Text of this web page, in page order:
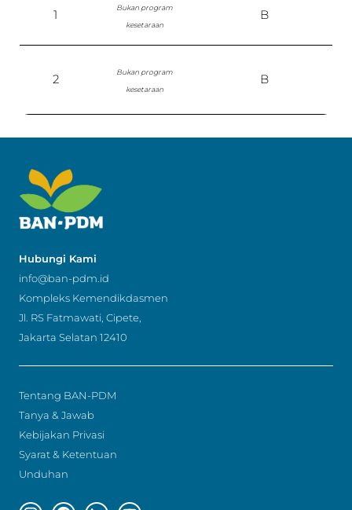
1
Bukan program
kesetaraan
B
2
Bukan program
kesetaraan
B
Hubungi Kami
info@ban-pdm.id
Kompleks Kemendikdasmen
Jl. RS Fatmawati, Cipete,
Jakarta Selatan 12410
Tentang BAN-PDM
Tanya & Jawab
Kebijakan Privasi
Syarat & Ketentuan
Unduhan